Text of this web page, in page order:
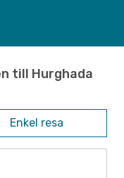
till Hurghada
Enkel resa